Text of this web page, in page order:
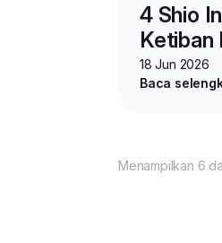
4 Shio
Ketiban
18 Jun 2026
Baca
Menampilkan 6